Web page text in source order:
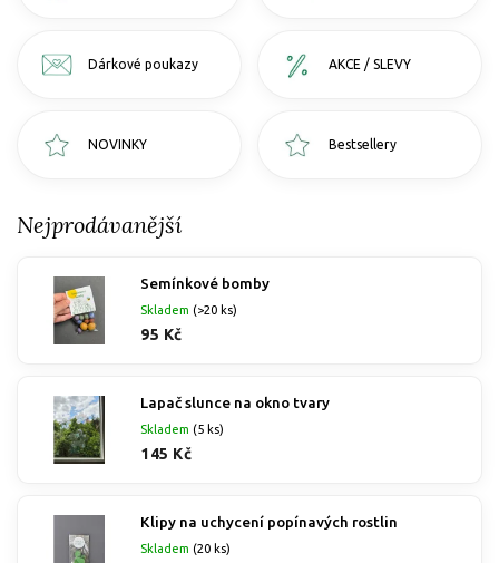
Dárkové poukazy AKCE / SLEVY
NOVINKY Bestsellery
Nejprodávanější
Semínkové bomby
Skladem (>20 ks)
95 Kč
Lapač slunce na okno tvary
Skladem (5 ks)
145 Kč
Klipy na uchycení popínavých rostlin
Skladem (20 ks)